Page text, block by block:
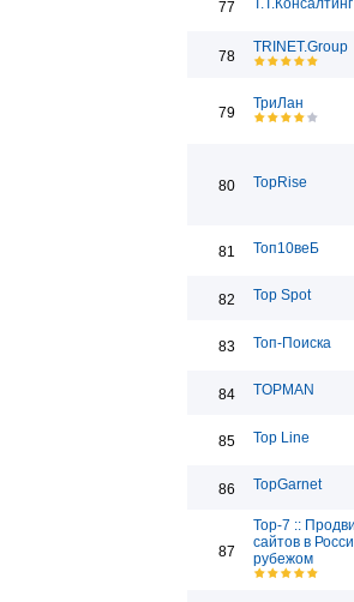
77 Т.Т.Консалтинг
78
TRINET.Group
79
ТриЛан
80 TopRise
81 Топ10веБ
82 Top Spot
83 Топ-Поиска
84 TOPMAN
85 Top Line
86 TopGarnet
87
Top-7 ::
сайтов в
рубежом